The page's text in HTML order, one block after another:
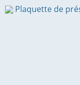
Plaquette de